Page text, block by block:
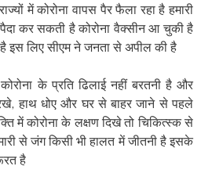
में कोरोना वापस पैर फैला रहा है हमारी
कर सकती है कोरोना वैक्सीन आ चुकी है
इस लिए सीएम ने जनता से अपील की है
के प्रति ढिलाई नहीं बरतनी है और
हाथ धोए और घर से बाहर जाने से पहले
में कोरोना के लक्षण दिखे तो चिकित्स्क से
से जंग किसी भी हालत में जीतनी है इसके
है